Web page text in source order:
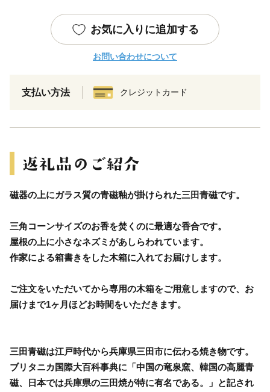
お気に入りに追加する
お問い合わせについて
支払い方法 クレジットカード
磁器の上にガラス質の青磁釉が掛けられた三田青磁です。
三角コーンサイズのお香を焚くのに最適な香合です。
屋根の上に小さなネズミがあしらわれています。
作家による箱書きをした木箱に入れてお届けします。
ご注文をいただいてから専用の木箱をご用意しますので、お
届けまで1ヶ月ほどお時間をいただきます。
三田青磁は江戸時代から兵庫県三田市に伝わる焼き物です。
ブリタニカ国際大百科事典に「中国の竜泉窯、韓国の高麗青
磁、日本では兵庫県の三田焼が特に有名である。」と記され